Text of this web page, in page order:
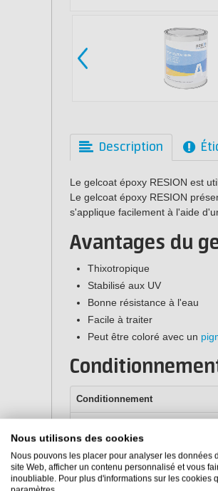
Description
Le gelcoat époxy RESION est
Le gelcoat époxy RESION
s'applique facilement à l'aide
Avantages du
Thixotropique
Stabilisé aux UV
Bonne résistance à l'eau
Facile à traiter
Peut être coloré avec un
Conditionnement
10 kg*
Nous utilisons des cookies
Nous pouvons les placer pour analyser les données
site Web, afficher un contenu personnalisé et vous
inoubliable. Pour plus d'informations sur les cookies